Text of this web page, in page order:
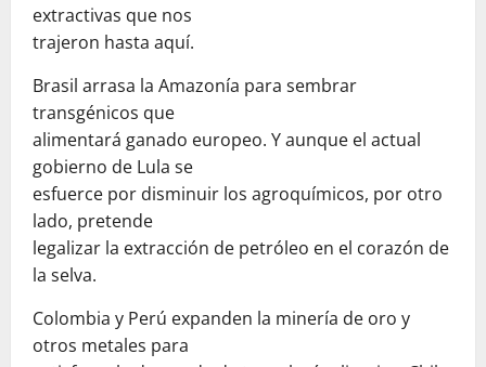
extractivas que nos
trajeron hasta aquí.
Brasil arrasa la Amazonía para sembrar
transgénicos que
alimentará ganado europeo. Y aunque el actual
gobierno de Lula se
esfuerce por disminuir los agroquímicos, por otro
lado, pretende
legalizar la extracción de petróleo en el corazón de
la selva.
Colombia y Perú expanden la minería de oro y
otros metales para